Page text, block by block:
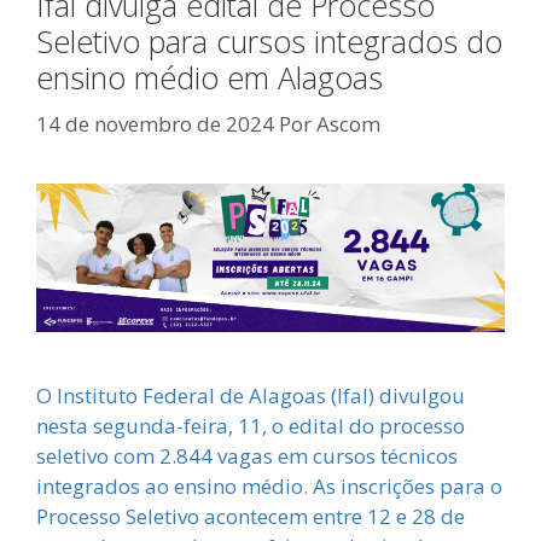
Seletivo para cursos integrados do
ensino médio em Alagoas
14 de novembro de 2024 PorAscom
O Instituto Federal de Alagoas (Ifal) divulgou
nesta segunda-feira, 11, o edital do processo
seletivo com 2.844 vagas em cursos técnicos
integrados ao ensino médio. As inscrições para o
Processo Seletivo acontecem entre 12 e 28 de